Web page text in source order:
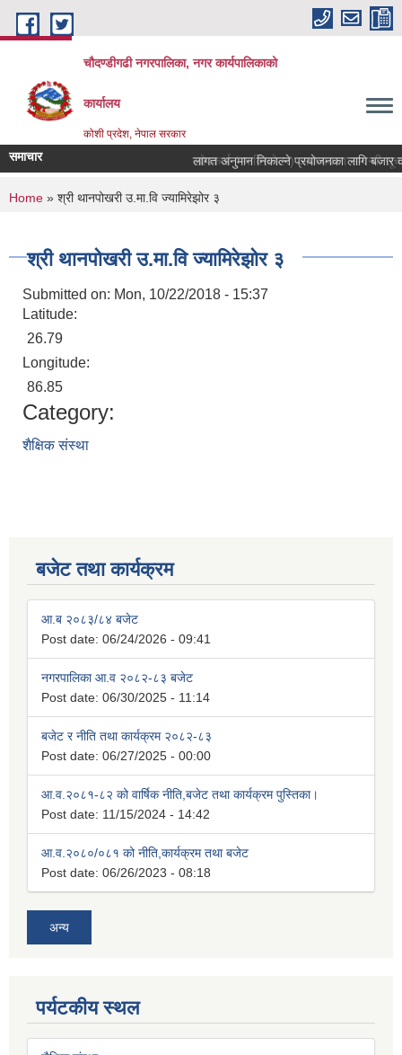
Skip to main content
चौदण्डीगढी नगरपालिका, नगर कार्यपालिकाको
कार्यालय
कोशी प्रदेश, नेपाल सरकार
समाचार लागत अनुमान निकाल्ने प्रयोजनका लागि बजार
खोपकर्ता (भ्याक्सिनेटर) आवश्यकता सम्वन्धी
You are here
Home » श्री थानपोखरी उ.मा.वि ज्यामिरेझोर ३
श्री थानपोखरी उ.मा.वि ज्यामिरेझोर ३
Submitted on: Mon, 10/22/2018 - 15:37
Latitude:
26.79
Longitude:
86.85
Category:
शैक्षिक संस्था
बजेट तथा कार्यक्रम
आ.ब २०८३/८४ बजेट
Post date: 06/24/2026 - 09:41
नगरपालिका आ.व २०८२-८३ बजेट
Post date: 06/30/2025 - 11:14
बजेट र नीति तथा कार्यक्रम २०८२-८३
Post date: 06/27/2025 - 00:00
आ.व.२०८१-८२ को वार्षिक नीति,बजेट तथा कार्यक्रम पुस्तिका।
Post date: 11/15/2024 - 14:42
आ.व.२०८०/०८१ को नीति,कार्यक्रम तथा बजेट
Post date: 06/26/2023 - 08:18
अन्य
पर्यटकीय स्थल